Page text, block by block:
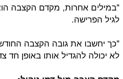
"במילים אחרות, מקדם הקצבה
לגיל הפרישה.
"כך יחשבו את גובה הקצבה
לא יכולה להגדיל אותו באופן חד